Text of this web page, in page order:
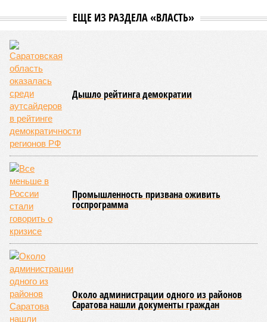
В театральном зале Саратовской государственной консерватории
имени Л. В. Собинова 16 мая состоялся масштабный
благотворительный концерт «Вера, надежда, любовь».
Мероприятие было организовано Образовательным центром по
развитию детского и юношеского творчества, действующим при
Саратовской духовной семинарии по благословению
митрополита Саратовского и Вольского Игнатия.
выступила бессменный руководитель центра
Трошина
воспитанников сразу нескольких православных учебных
заведений области и подарить настоящий праздник тем,
кто особенно нуждается в поддержке и внимании.
Участниками концертной программы стали талантливые
учащиеся самого Образовательного центра, а также
воспитанники Покровской православной классической
гимназии имени святого благоверного князя Александра
Невского и ученики Русской православной классической
гимназии имени преподобного Сергия Радонежского.